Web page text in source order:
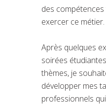
des
exercer ce métier.
Après quelques
soirées
thèmes, je
développer mes
professionnels